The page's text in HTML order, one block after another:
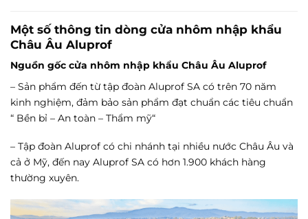
Một số thông tin dòng cửa nhôm nhập khẩu
Châu Âu Aluprof
Nguồn gốc cửa nhôm nhập khẩu Châu Âu Aluprof
– Sản phẩm đến từ tập đoàn Aluprof SA có trên 70 năm
kinh nghiệm, đảm bảo sản phẩm đạt chuẩn các tiêu chuẩn
“ Bền bỉ – An toàn – Thẩm mỹ“
– Tập đoàn Aluprof có chi nhánh tại nhiều nước Châu Âu và
cả ở Mỹ, đến nay Aluprof SA có hơn 1.900 khách hàng
thường xuyên.